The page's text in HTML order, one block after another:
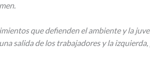
que defienden el ambiente y la
salida de los trabajadores y la izquierda,